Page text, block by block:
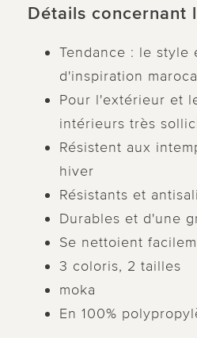
Détails concernant
Tendance : le style
d'inspiration
Pour l'extérieur et
intérieurs très
Résistent aux
hiver
Résistants et
Durables et d'une
Se nettoient
3 coloris, 2 tailles
moka
En 100%